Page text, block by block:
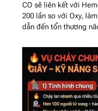
CO sẽ liên kết với
200 lần so với Oxy,
dẫn đến tổn thương